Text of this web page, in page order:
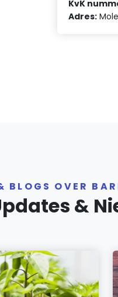
KvK
Adres:
BLOGS OVER
&